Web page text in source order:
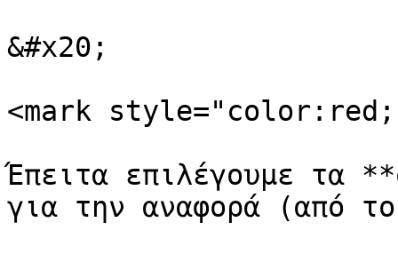
&#x20;
<mark
Έπειτα επιλέγουμε τα
για την αναφορά (από